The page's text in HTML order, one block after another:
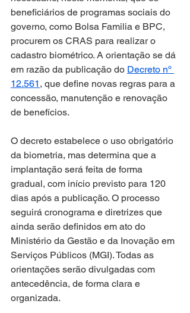
beneficiários de programas sociais do
governo, como Bolsa Familia e BPC,
procurem os CRAS para realizar o
cadastro biométrico. A orientação se dá
em razão da publicação do Decreto nº
12.561 , que define novas regras para a
concessão, manutenção e renovação
de benefícios.
O decreto estabelece o uso obrigatório
da biometria, mas determina que a
implantação será feita de forma
gradual, com início previsto para 120
dias após a publicação. O processo
seguirá cronograma e diretrizes que
ainda serão definidos em ato do
Ministério da Gestão e da Inovação em
Serviços Públicos (MGI). Todas as
orientações serão divulgadas com
antecedência, de forma clara e
organizada.